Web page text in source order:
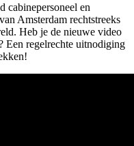
cabinepersoneel en
Amsterdam rechtstreeks
Heb je de nieuwe video
Een regelrechte uitnodiging